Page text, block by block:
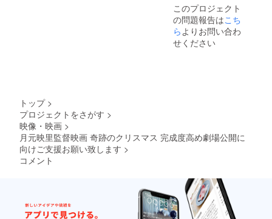
協力者
様とし
て登壇
関係者
打ち上
このプロジェクト
の問題報告はこち
ら よりお問い合わ
せください
トップ >
プロジェクトをさがす >
映像・映画 >
月元映里監督映画 奇跡のクリスマス 完成度高め劇場公開に
向けご支援お願い致します >
コメント